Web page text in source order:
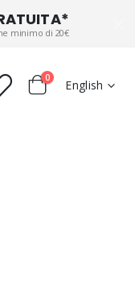
minimo di 20€
Cart
0itemsLanguage
English